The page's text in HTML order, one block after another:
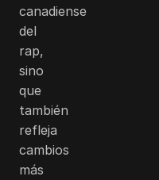
canadiense
del
rap,
sino
que
también
refleja
cambios
más